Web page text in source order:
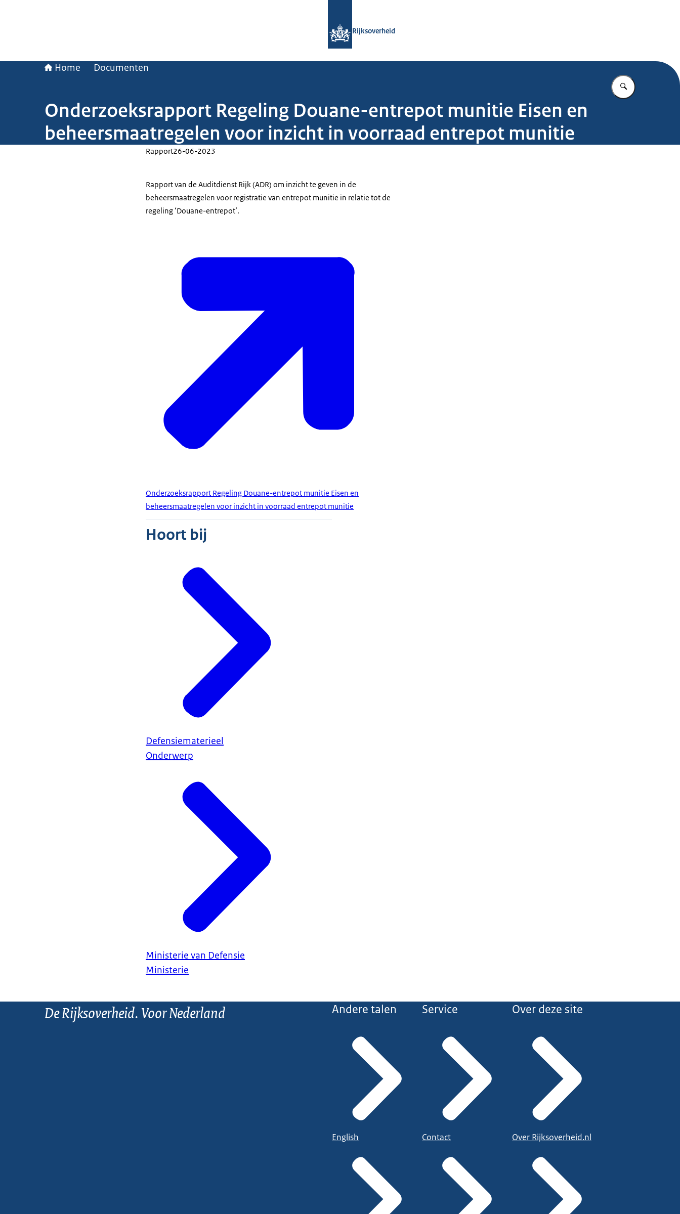
Rijksoverheid
Home Documenten
Vul in wat u
Onderzoeksrapport Regeling Douane-entrepot munitie Eisen en
beheersmaatregelen voor inzicht in voorraad entrepot munitie
Rapport26-06-2023
Rapport van de Auditdienst Rijk (ADR) om inzicht te geven in de
beheersmaatregelen voor registratie van entrepot munitie in relatie tot de
regeling ‘Douane-entrepot’.
Onderzoeksrapport Regeling Douane-entrepot munitie Eisen en
beheersmaatregelen voor inzicht in voorraad entrepot munitie
Hoort bij
Defensiematerieel
Onderwerp
Ministerie van Defensie
Ministerie
De Rijksoverheid. Voor Nederland Andere talen
English
Service
Contact
Over deze site
Over Rijksoverheid.nl